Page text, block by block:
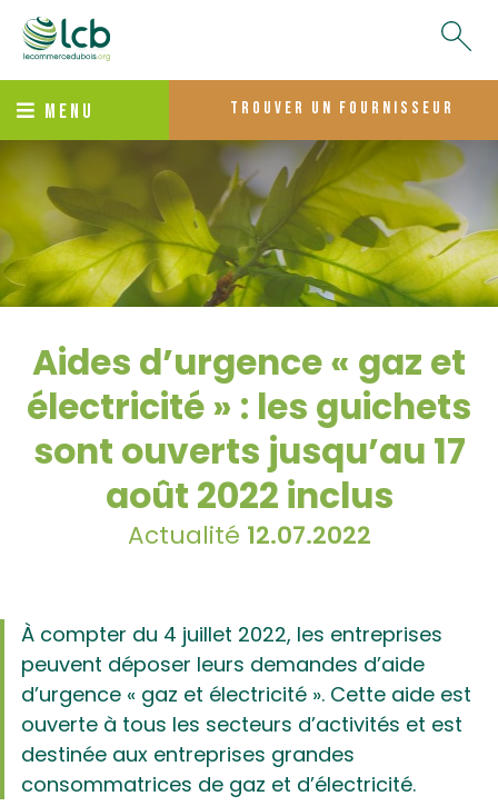
MENU trouver un fournisseur
Aides d’urgence « gaz et
électricité » : les guichets
sont ouverts jusqu’au 17
août 2022 inclus
Actualité 12.07.2022
À compter du 4 juillet 2022, les entreprises
peuvent déposer leurs demandes d’aide
d’urgence « gaz et électricité ». Cette aide est
ouverte à tous les secteurs d’activités et est
destinée aux entreprises grandes
consommatrices de gaz et d’électricité.